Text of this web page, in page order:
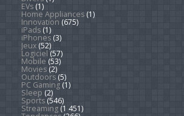
EVs(1)
Home Appliances(1)
Innovation (675)
iPads(1)
iPhones(3)
Jeux(52)
Logiciel (57)
Mobile (53)
Movies(2)
Outdoors(5)
PC Gaming(1)
Sleep (2)
Sports(546)
Streaming(1 451)